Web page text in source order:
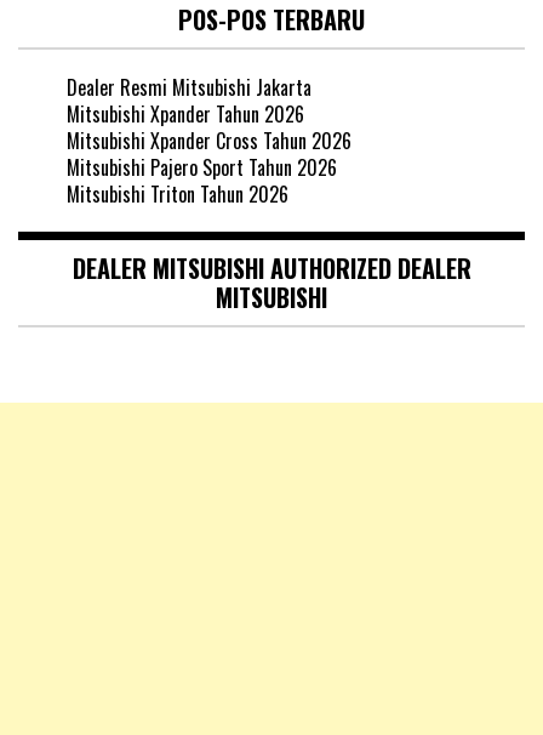
POS-POS TERBARU
Dealer Resmi Mitsubishi Jakarta
Mitsubishi Xpander Tahun 2026
Mitsubishi Xpander Cross Tahun 2026
Mitsubishi Pajero Sport Tahun 2026
Mitsubishi Triton Tahun 2026
DEALER MITSUBISHI AUTHORIZED DEALER
MITSUBISHI